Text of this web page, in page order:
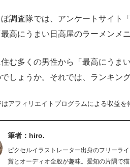
調査隊では、アンケートサイト
高にうまい日高屋のラーメンメ
む多くの男性から「最高にうま
しょうか。それでは、ランキン
アフィリエイトプログラムによる収益を
筆者：hiro.
ピクセルイラストレーター出身のフリーラ
賞とオーディオ全般が趣味。愛知の片隅で